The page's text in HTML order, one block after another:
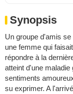
Synopsis
Un groupe d'amis
une femme qui
répondre à la
atteint d'une
sentiments
su exprimer. A